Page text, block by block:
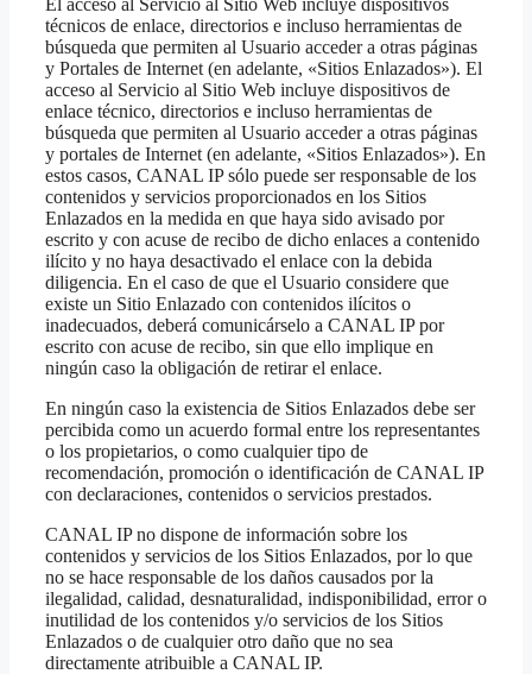
técnicos de enlace, directorios e incluso herramientas de
búsqueda que permiten al Usuario acceder a otras páginas
y Portales de Internet (en adelante, «Sitios Enlazados»). El
acceso al Servicio al Sitio Web incluye dispositivos de
enlace técnico, directorios e incluso herramientas de
búsqueda que permiten al Usuario acceder a otras páginas
y portales de Internet (en adelante, «Sitios Enlazados»). En
estos casos, CANAL IP sólo puede ser responsable de los
contenidos y servicios proporcionados en los Sitios
Enlazados en la medida en que haya sido avisado por
escrito y con acuse de recibo de dicho enlaces a contenido
ilícito y no haya desactivado el enlace con la debida
diligencia. En el caso de que el Usuario considere que
existe un Sitio Enlazado con contenidos ilícitos o
inadecuados, deberá comunicárselo a CANAL IP por
escrito con acuse de recibo, sin que ello implique en
ningún caso la obligación de retirar el enlace.
En ningún caso la existencia de Sitios Enlazados debe ser
percibida como un acuerdo formal entre los representantes
o los propietarios, o como cualquier tipo de
recomendación, promoción o identificación de CANAL IP
con declaraciones, contenidos o servicios prestados.
CANAL IP no dispone de información sobre los
contenidos y servicios de los Sitios Enlazados, por lo que
no se hace responsable de los daños causados por la
ilegalidad, calidad, desnaturalidad, indisponibilidad, error o
inutilidad de los contenidos y/o servicios de los Sitios
Enlazados o de cualquier otro daño que no sea
directamente atribuible a CANAL IP.